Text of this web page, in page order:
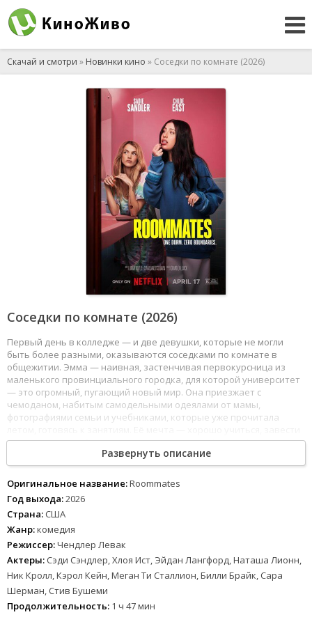
Скачай и смотри » Новинки кино » Соседки по комнате (2026)
Соседки по комнате (2026)
Первый день в колледже — и две девушки, которые не могли
быть более разными, оказываются соседками по комнате в
общежитии. Эмма — наивная, застенчивая первокурсница из
маленького провинциального городка, для которой университет
— это огромный, пугающий новый мир. Она приезжает с
чемоданом, набитым самодельными одеялами от мамы,
фотографиями семьи и учебниками, которые уже прочитала
настоящих друзей и, возможно, впервые влюбиться. Хлоя —
полная противоположность: уверенная в себе, стильная девушка
из Лос-Анджелеса, чей Instagram полон тысяч подписчиков, а
гардероб выглядит как съёмочная площадка модного журнала.
Она приезжает в колледж не столько ради образования, сколько
ради «опыта» — вечеринок, связей, развлечений. Учёба для неё
— досадная формальность, которую можно делегировать или
минимизировать.
Первые дни их сосуществования полны неловкости: Эмма
ложится спать в десять, Хлоя возвращается в четыре утра с
вечеринок; Эмма аккуратно раскладывает учебники по полкам,
Хлоя превращает свою половину комнаты в хаос из одежды и
косметики; Эмма пытается наладить дружбу, Хлоя воспринимает
Развернуть описание
Оригинальное название:Roommates
Год выхода:2026
Страна: США
Жанр:комедия
Режиссер:Чендлер Левак
Актеры: Сэди Сэндлер, Хлоя Ист, Эйдан Лангфорд, Наташа Лионн,
Ник Кролл, Кэрол Кейн, Меган Ти Сталлион, Билли Брайк, Сара
Шерман, Стив Бушеми
Продолжительность: 1 ч 47 мин